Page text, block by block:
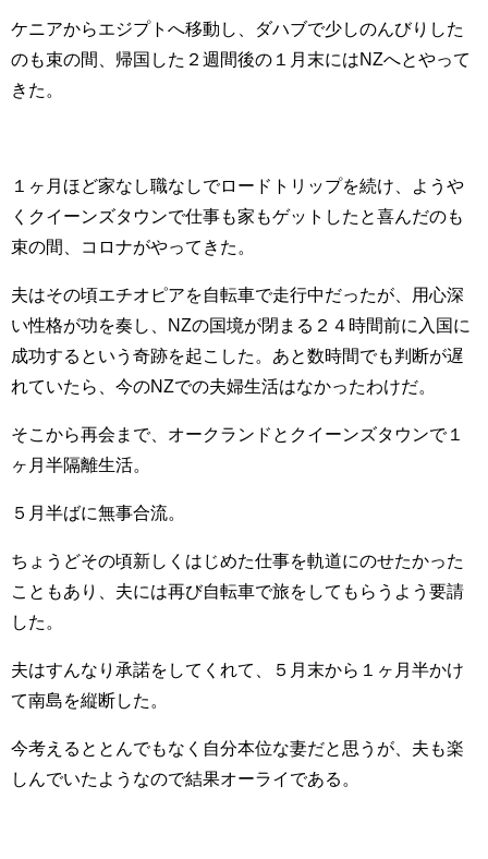
ケニアからエジプトへ移動し、ダハブで少しのんびりした
のも束の間、帰国した２週間後の１月末にはNZへとやって
きた。
１ヶ月ほど家なし職なしでロードトリップを続け、ようや
くクイーンズタウンで仕事も家もゲットしたと喜んだのも
束の間、コロナがやってきた。
夫はその頃エチオピアを自転車で走行中だったが、用心深
い性格が功を奏し、NZの国境が閉まる２４時間前に入国に
成功するという奇跡を起こした。あと数時間でも判断が遅
れていたら、今のNZでの夫婦生活はなかったわけだ。
そこから再会まで、オークランドとクイーンズタウンで１
ヶ月半隔離生活。
５月半ばに無事合流。
ちょうどその頃新しくはじめた仕事を軌道にのせたかった
こともあり、夫には再び自転車で旅をしてもらうよう要請
した。
夫はすんなり承諾をしてくれて、５月末から１ヶ月半かけ
て南島を縦断した。
今考えるととんでもなく自分本位な妻だと思うが、夫も楽
しんでいたようなので結果オーライである。